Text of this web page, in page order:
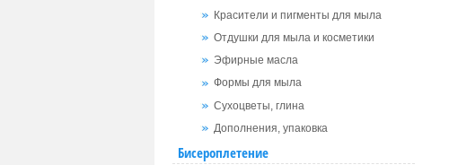
Красители и пигменты для мыла
Отдушки для мыла и косметики
Эфирные масла
Формы для мыла
Сухоцветы, глина
Дополнения, упаковка
Бисероплетение